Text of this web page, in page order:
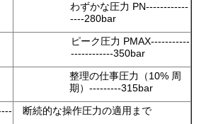
わずかな圧力 PN------------
----280bar
ピーク圧力 PMAX-----------
------------350bar
整理の仕事圧力（10% 周
期）---------315bar
断続的な操作圧力の適用まで